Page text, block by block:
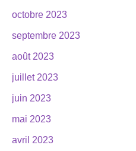
octobre 2023
septembre 2023
août 2023
juillet 2023
juin 2023
mai 2023
avril 2023